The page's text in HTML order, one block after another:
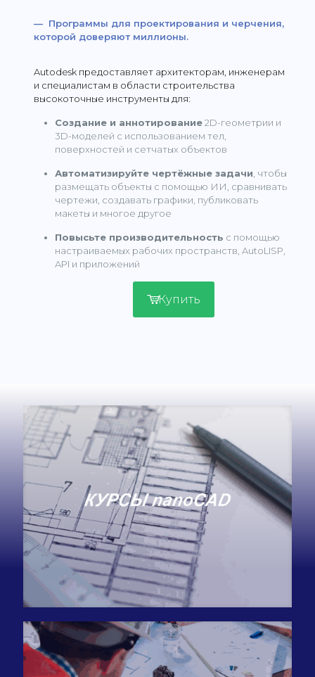
— Программы для проектирования и черчения,
которой доверяют миллионы.
Autodesk предоставляет архитекторам, инженерам
и специалистам в области строительства
высокоточные инструменты для:
Создание и аннотирование2D-геометрии и
3D-моделей с использованием тел,
поверхностей и сетчатых объектов
Автоматизируйте чертёжные задачи, чтобы
размещать объекты с помощью ИИ, сравнивать
чертежи, создавать графики, публиковать
макеты и многое другое
Повысьте производительность с помощью
настраиваемых рабочих пространств, AutoLISP,
API и приложений
Купить